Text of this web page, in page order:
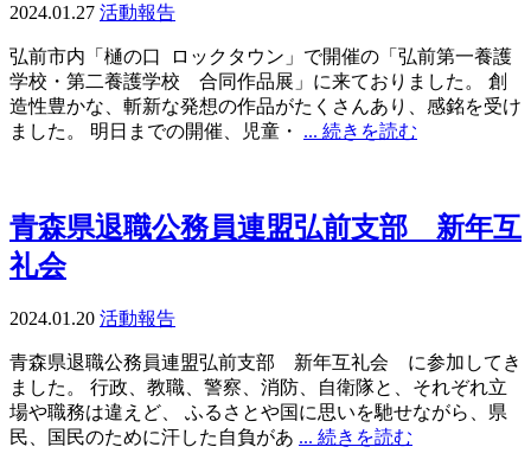
2024.01.27 活動報告
弘前市内「樋の口 ロックタウン」で開催の「弘前第一養護
学校・第二養護学校 合同作品展」に来ておりました。 創
造性豊かな、斬新な発想の作品がたくさんあり、感銘を受け
ました。 明日までの開催、児童・ ... 続きを読む
青森県退職公務員連盟弘前支部 新年互
礼会
2024.01.20 活動報告
青森県退職公務員連盟弘前支部 新年互礼会 に参加してき
ました。 行政、教職、警察、消防、自衛隊と、それぞれ立
場や職務は違えど、 ふるさとや国に思いを馳せながら、県
民、国民のために汗した自負があ ... 続きを読む